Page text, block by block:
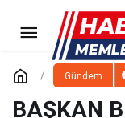
Gündem
BAŞKAN
“ANKARA”
Yorum